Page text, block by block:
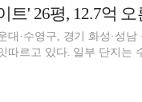
대·수영구, 경기 화성·성
따르고 있다. 일부 단지는